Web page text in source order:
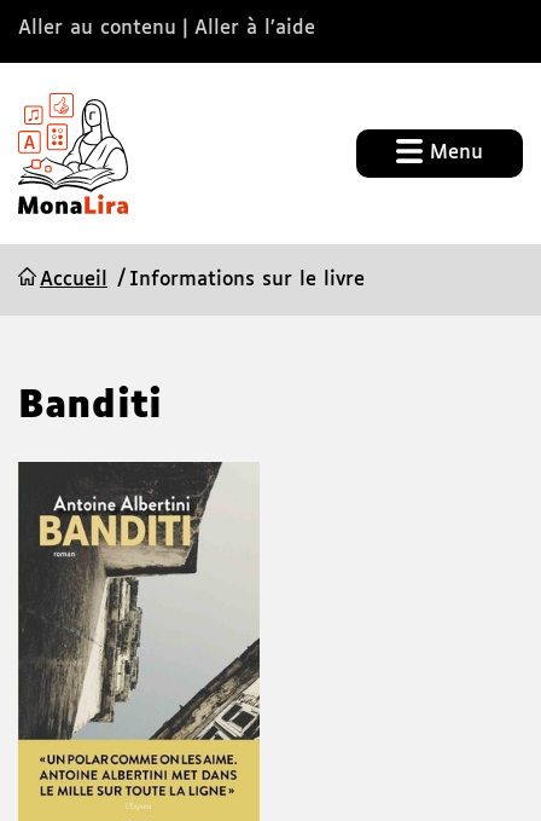
Aller au contenu Aller à l’aide
Menu
Accueil Informations sur le livre
Banditi